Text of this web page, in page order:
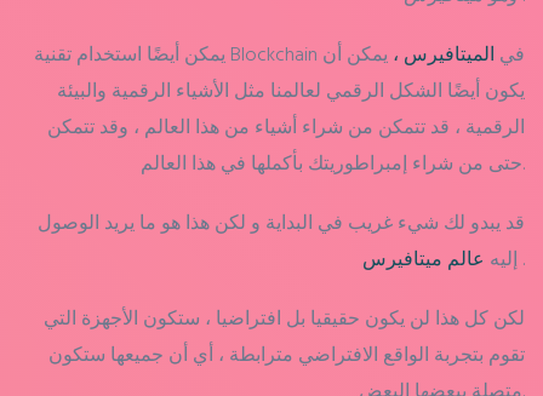
يمكن أيضًا استخدام تقنية Blockchain في الميتافيرس ، يمكن أن
يكون أيضًا الشكل الرقمي لعالمنا مثل الأشياء الرقمية والبيئة
الرقمية ، قد تتمكن من شراء أشياء من هذا العالم ، وقد تتمكن
حتى من شراء إمبراطوريتك بأكملها في هذا العالم.
قد يبدو لك شيء غريب في البداية و لكن هذا هو ما يريد الوصول
إليه عالم ميتافيرس .
لكن كل هذا لن يكون حقيقيا بل افتراضيا ، ستكون الأجهزة التي
تقوم بتجربة الواقع الافتراضي مترابطة ، أي أن جميعها ستكون
متصلة ببعضها البعض.